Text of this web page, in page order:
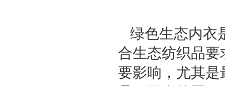
绿色生态内衣
合生态纺织品
要影响，尤其是